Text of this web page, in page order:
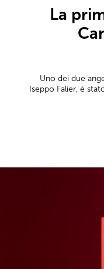
La
Uno dei due
Iseppo Falier, è